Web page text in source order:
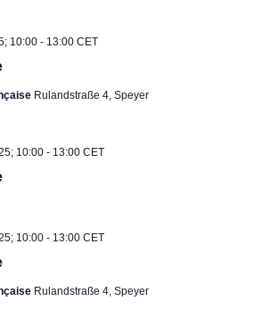
10:00 - 13:00 CET
Rulandstraße 4, Speyer
10:00 - 13:00 CET
10:00 - 13:00 CET
Rulandstraße 4, Speyer